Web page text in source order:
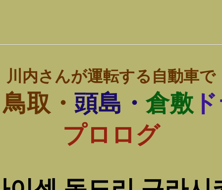
川内さんが運転する自動車で
鳥取・ 頭島・ 倉敷
プロログ